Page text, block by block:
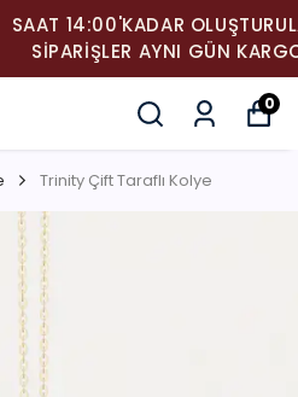
OLUŞTURULAN
AYNI GÜN KARGO
0
Trinity Çift Taraflı Kolye